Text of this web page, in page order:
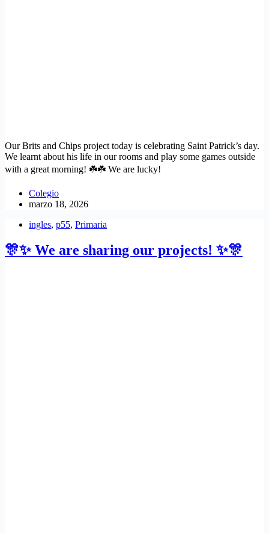
Our Brits and Chips project today is celebrating Saint Patrick’s day.
We learnt about his life in our rooms and play some games outside
with a great morning! ☘️☘️ We are lucky!
Colegio
marzo 18, 2026
ingles, p55, Primaria
🎊✨ We are sharing our projects! ✨🎊